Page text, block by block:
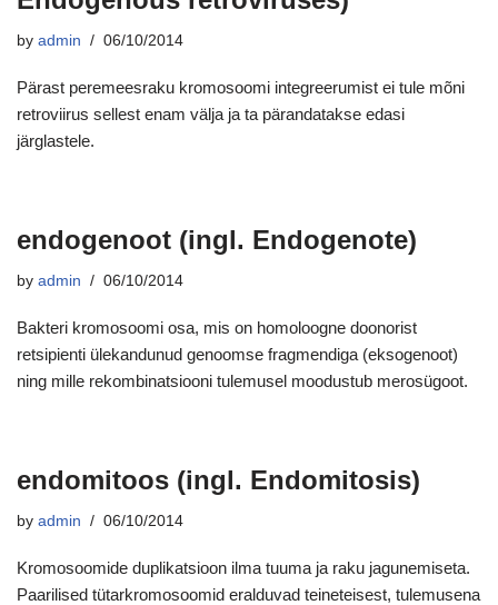
by admin 06/10/2014
Pärast peremeesraku kromosoomi integreerumist ei tule mõni
retroviirus sellest enam välja ja ta pärandatakse edasi
järglastele.
endogenoot (ingl. Endogenote)
by admin 06/10/2014
Bakteri kromosoomi osa, mis on homoloogne doonorist
retsipienti ülekandunud genoomse fragmendiga (eksogenoot)
ning mille rekombinatsiooni tulemusel moodustub merosügoot.
endomitoos (ingl. Endomitosis)
by admin 06/10/2014
Kromosoomide duplikatsioon ilma tuuma ja raku jagunemiseta.
Paarilised tütarkromosoomid eralduvad teineteisest, tulemusena